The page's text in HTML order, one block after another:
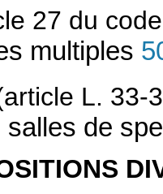
27 du
multiples
L. 33-
salles de